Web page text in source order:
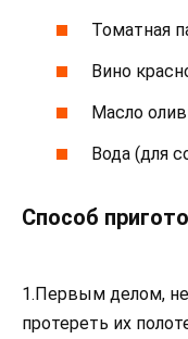
Томатная
Вино
Масло
Вода (для
Способ
1.Первым делом,
протереть их